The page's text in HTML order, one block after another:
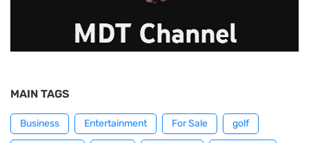
MAIN TAGS
Business Entertainment For Sale golf